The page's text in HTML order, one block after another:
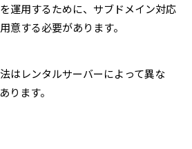
運用するために、サブドメイン対応
意する必要があります。
はレンタルサーバーによって異な
ります。